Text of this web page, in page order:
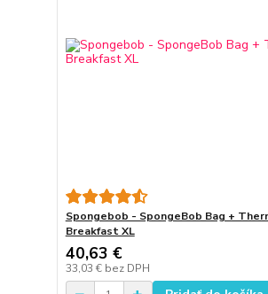
Spongebob - SpongeBob Bag +
Breakfast XL
40,63 €
33,03 € bez DPH